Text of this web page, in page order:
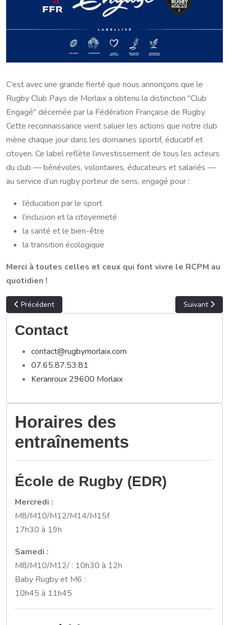
C’est avec une grande fierté que nous annonçons que le
Rugby Club Pays de Morlaix a obtenu la distinction "Club
Engagé" décernée par la Fédération Française de Rugby.
Cette reconnaissance vient saluer les actions que notre club
mène chaque jour dans les domaines sportif, éducatif et
citoyen. Ce label reflète l’investissement de tous les acteurs
du club — bénévoles, volontaires, éducateurs et salariés —
au service d’un rugby porteur de sens, engagé pour :
l’éducation par le sport
l’inclusion et la citoyenneté
la santé et le bien-être
la transition écologique
Merci à toutes celles et ceux qui font vivre le RCPM au
quotidien !
Article précédent : Protocole de renforcement du rachis cervical
Précédent Article
Suivant
Contact
contact@rugbymorlaix.com
07.65.87.53.81
Keranroux 29600 Morlaix
Horaires des
entraînements
École de Rugby (EDR)
Mercredi :
M8/M10/M12/M14/M15f
17h30 à 19h
Samedi :
M8/M10/M12/ : 10h30 à 12h
Baby Rugby et M6 :
10h45 à 11h45